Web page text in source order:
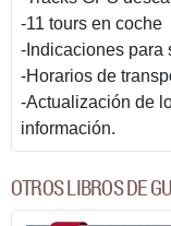
-11 tours en coche
-Indicaciones para
-Horarios de
-Actualización de
información.
OTROS LIBROS DE